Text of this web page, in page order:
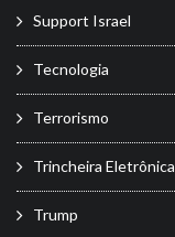
Support Israel
Tecnologia
Terrorismo
Trincheira Eletrônica
Trump